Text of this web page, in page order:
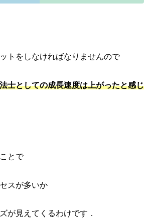
トをしなければなりませんので
士としての成長速度は上がったと感じ
とで
スが多いか
が見えてくるわけです．